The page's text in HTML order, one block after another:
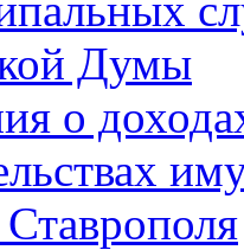
Думы
о